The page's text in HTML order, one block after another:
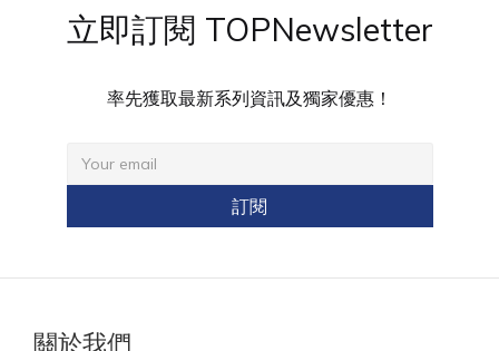
立即訂閱 TOPNewsletter
率先獲取最新系列資訊及獨家優惠！
訂閱
關於我們